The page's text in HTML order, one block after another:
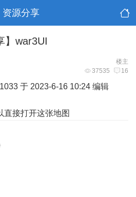
资源分享
】war3UI
楼主
37535 16
于 2023-6-16 10:24 编辑
直接打开这张地图